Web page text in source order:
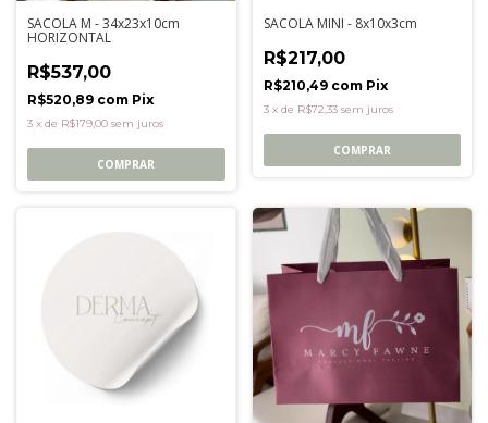
SACOLA M - 34x23x10cm
HORIZONTAL
R$537,00
R$520,89 com Pix
3 x de R$179,00 sem juros
COMPRAR
SACOLA MINI - 8x10x3cm
R$217,00
R$210,49 com Pix
3 x de R$72,33 sem juros
COMPRAR